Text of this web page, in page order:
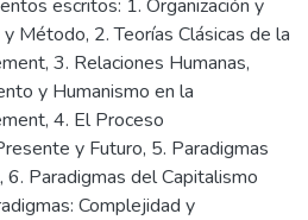
escritos: 1. Organización y
Método, 2. Teorías Clásicas de la
3. Relaciones Humanas,
y Humanismo en la
4. El Proceso
y Futuro, 5. Paradigmas
Paradigmas del Capitalismo
Complejidad y